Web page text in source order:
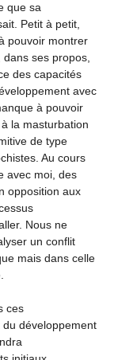
que sa
Petit à petit,
pouvoir montrer
ses propos,
des capacités
avec
à pouvoir
la masturbation
de type
Au cours
avec moi, des
opposition aux
Nous ne
un conflit
mais dans celle
ces
développement